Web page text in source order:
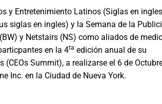
y Entretenimiento Latinos (Siglas en ingles
siglas en ingles) y la Semana de la
y Netstairs (NS) como aliados de
en la 4ta edición anual de su
(CEOs Summit), a realizarse el 6 de
Inc. en la Ciudad de Nueva York.